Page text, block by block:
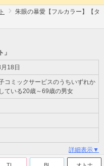
朱眼の暴愛【フルカラー】【タ
」
18日
コミックサービスのうちいずれか
ている20歳～69歳の男女
詳細表示▼